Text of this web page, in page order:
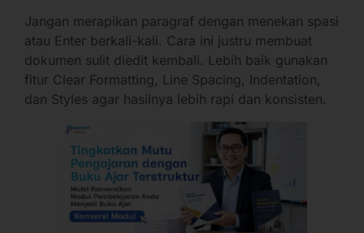
Jangan merapikan paragraf dengan menekan spasi
atau Enter berkali-kali. Cara ini justru membuat
dokumen sulit diedit kembali. Lebih baik gunakan
fitur Clear Formatting, Line Spacing, Indentation,
dan Styles agar hasilnya lebih rapi dan konsisten.